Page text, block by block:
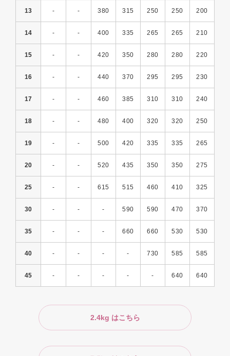
13 - - 380 315 250 250 200
14 - - 400 335 265 265 210
15 - - 420 350 280 280 220
16 - - 440 370 295 295 230
17 - - 460 385 310 310 240
18 - - 480 400 320 320 250
19 - - 500 420 335 335 265
20 - - 520 435 350 350 275
25 - - 615 515 460 410 325
30 - - - 590 590 470 370
35 - - - 660 660 530 530
40 - - - - 730 585 585
45 - - - - - 640 640
2.4kg はこちら